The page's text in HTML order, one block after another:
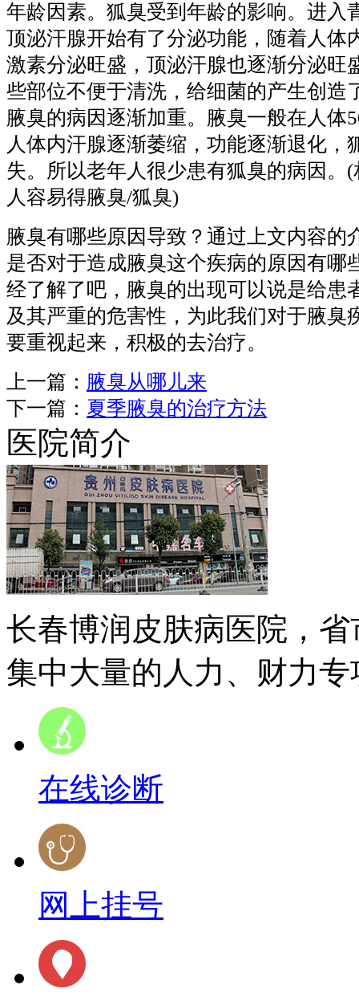
年龄因素。狐臭受到年龄的影响。进入
顶泌汗腺开始有了分泌功能，随着人体
激素分泌旺盛，顶泌汗腺也逐渐分泌旺
些部位不便于清洗，给细菌的产生创造
腋臭的病因逐渐加重。腋臭一般在人体
人体内汗腺逐渐萎缩，功能逐渐退化，
失。所以老年人很少患有狐臭的病因。
人容易得腋臭/狐臭)
腋臭有哪些原因导致？通过上文内容的
是否对于造成腋臭这个疾病的原因有哪
经了解了吧，腋臭的出现可以说是给患
及其严重的危害性，为此我们对于腋臭
要重视起来，积极的去治疗。
上一篇： 腋臭从哪儿来
下一篇： 夏季腋臭的治疗方法
医院简介
长春博润皮肤病医院，
集中大量的人力、财力
在线诊断
网上挂号